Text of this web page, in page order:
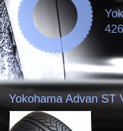
Yokohama Advan ST